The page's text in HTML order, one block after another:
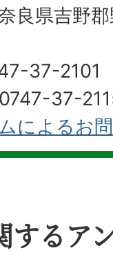
良県吉野郡
37-2101
37-
によるお
するア